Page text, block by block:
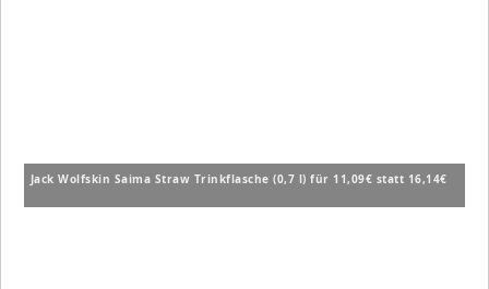
Jack Wolfskin Saima Straw Trinkflasche (0,7 l) für 11,09€ statt 16,14€